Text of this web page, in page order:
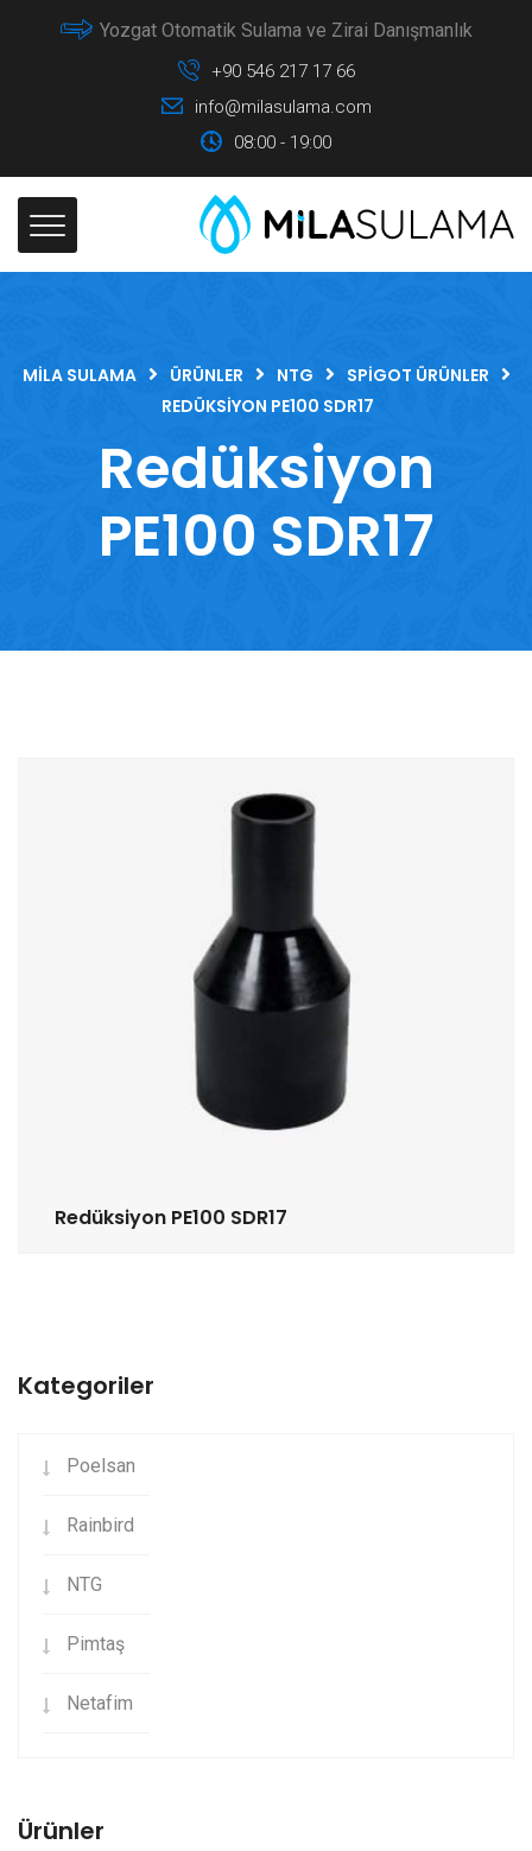
Yozgat Otomatik Sulama ve Zirai Danışmanlık
+90 546 217 17 66
info@milasulama.com
08:00 - 19:00
MILA SULAMA ÜRÜNLER NTG
SPIGOT ÜRÜNLER
REDÜKSIYON PE100 SDR17
Redüksiyon
PE100 SDR17
Redüksiyon PE100 SDR17
Kategoriler
Poelsan
Rainbird
NTG
Pimtaş
Netafim
Ürünler